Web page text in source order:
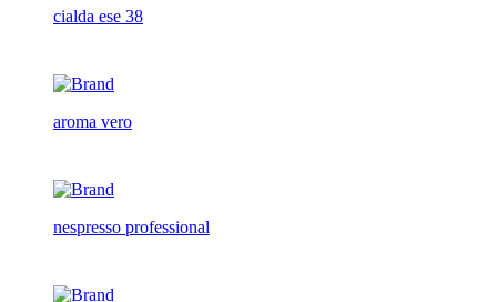
cialda ese 38
aroma vero
nespresso professional